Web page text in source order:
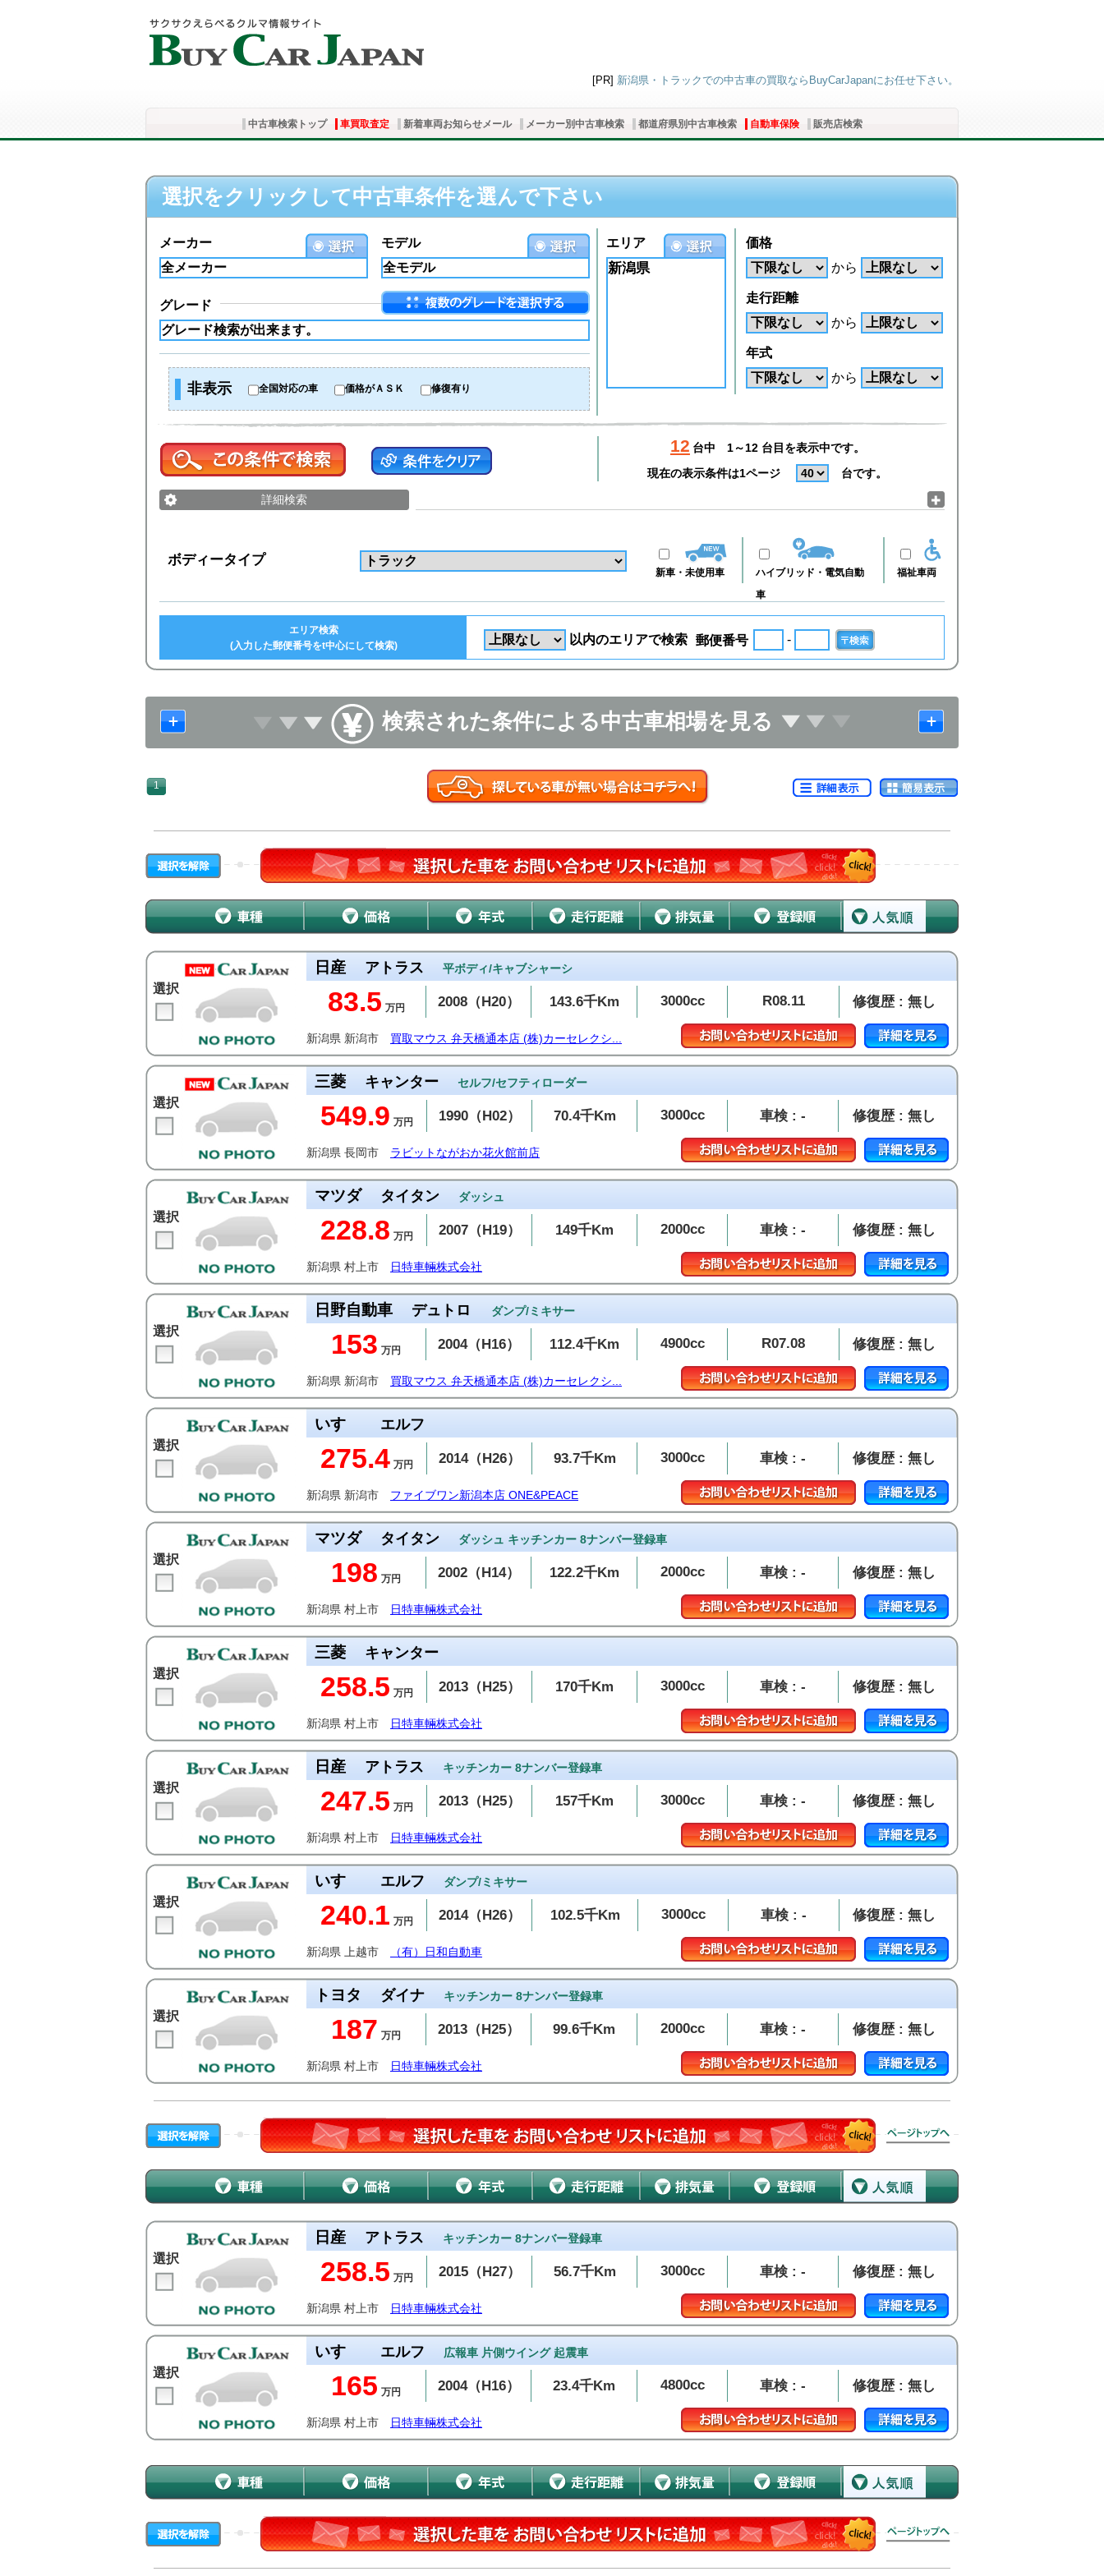
[PR] 新潟県・トラックでの中古車の買取ならBuyCarJapanにお任せ下さい。
中古車検索トップ 車買取査定 新着車両お知らせメール メーカー別中古車検索 都道府県別中古車検索 自動車保険 販売店検索
選択をクリックして中古車条件を選んで下さい
モデル
メーカー
グレード
非表示 全国対応の車 価格がＡＳＫ 修復有り
エリア
新潟県
価格
から
走行距離
から
年式
から
12 台中
1～12 台目を表示中です。
現在の表示条件は1ページ
台です。
詳細検索
福祉車両
ハイブリッド・電気自動
車
新車・未使用車
ボディータイプ
以内のエリアで検索 郵便番号 -
エリア検索
(入力した郵便番号をt中心にして検索)
検索された条件による中古車相場を見る
1
選択
日産 アトラス 平ボディ/キャブシャーシ
83.5 万円 2008（H20） 143.6千Km 3000cc R08.11 修復歴 : 無し
新潟県 新潟市 買取マウス 弁天橋通本店 (株)カーセレクシ...
選択
三菱 キャンター セルフ/セフティローダー
549.9 万円 1990（H02） 70.4千Km 3000cc 車検 : - 修復歴 : 無し
新潟県 長岡市 ラビットながおか花火館前店
選択
マツダ タイタン ダッシュ
228.8 万円 2007（H19） 149千Km 2000cc 車検 : - 修復歴 : 無し
新潟県 村上市 日特車輛株式会社
選択
日野自動車 デュトロ ダンプ/ミキサー
153 万円 2004（H16） 112.4千Km 4900cc R07.08 修復歴 : 無し
新潟県 新潟市 買取マウス 弁天橋通本店 (株)カーセレクシ...
選択
いすゞ エルフ
275.4 万円 2014（H26） 93.7千Km 3000cc 車検 : - 修復歴 : 無し
新潟県 新潟市 ファイブワン新潟本店 ONE&PEACE
選択
マツダ タイタン ダッシュ キッチンカー 8ナンバー登録車
198 万円 2002（H14） 122.2千Km 2000cc 車検 : - 修復歴 : 無し
新潟県 村上市 日特車輛株式会社
選択
三菱 キャンター
258.5 万円 2013（H25） 170千Km 3000cc 車検 : - 修復歴 : 無し
新潟県 村上市 日特車輛株式会社
選択
日産 アトラス キッチンカー 8ナンバー登録車
247.5 万円 2013（H25） 157千Km 3000cc 車検 : - 修復歴 : 無し
新潟県 村上市 日特車輛株式会社
選択
いすゞ エルフ ダンプ/ミキサー
240.1 万円 2014（H26） 102.5千Km 3000cc 車検 : - 修復歴 : 無し
新潟県 上越市 （有）日和自動車
選択
トヨタ ダイナ キッチンカー 8ナンバー登録車
187 万円 2013（H25） 99.6千Km 2000cc 車検 : - 修復歴 : 無し
新潟県 村上市 日特車輛株式会社
選択
日産 アトラス キッチンカー 8ナンバー登録車
258.5 万円 2015（H27） 56.7千Km 3000cc 車検 : - 修復歴 : 無し
新潟県 村上市 日特車輛株式会社
選択
いすゞ エルフ 広報車 片側ウイング 起震車
165 万円 2004（H16） 23.4千Km 4800cc 車検 : - 修復歴 : 無し
新潟県 村上市 日特車輛株式会社